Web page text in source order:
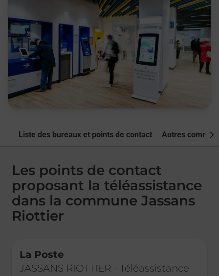
Liste des bureaux et points de contact Autres
Les points de contact
proposant la téléassistance
dans la commune Jassans
Riottier
La Poste
JASSANS RIOTTIER - Téléassistance